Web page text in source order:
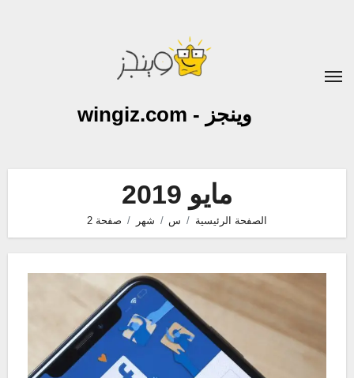
وينجز - wingiz.com
مايو 2019
الصفحة الرئيسية س شهر صفحة 2